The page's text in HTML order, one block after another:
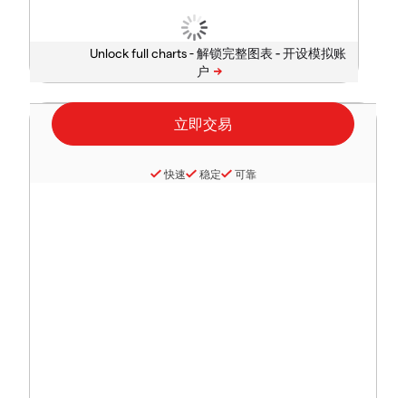
Unlock full charts -
快速 稳定 可靠